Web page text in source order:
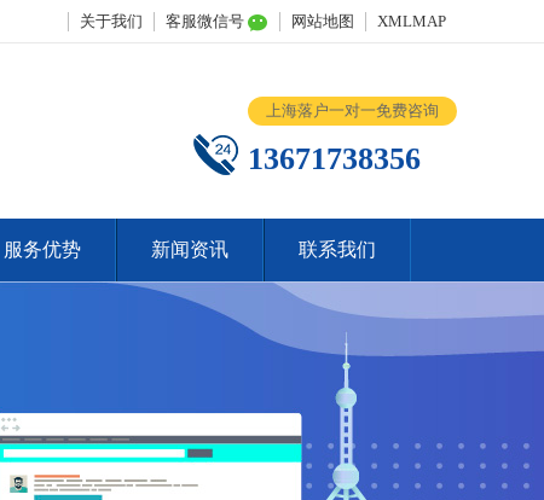
关于我们 客服微信号 网站地图 XMLMAP
上海落户一对一免费咨询
13671738356
服务优势 新闻资讯 联系我们